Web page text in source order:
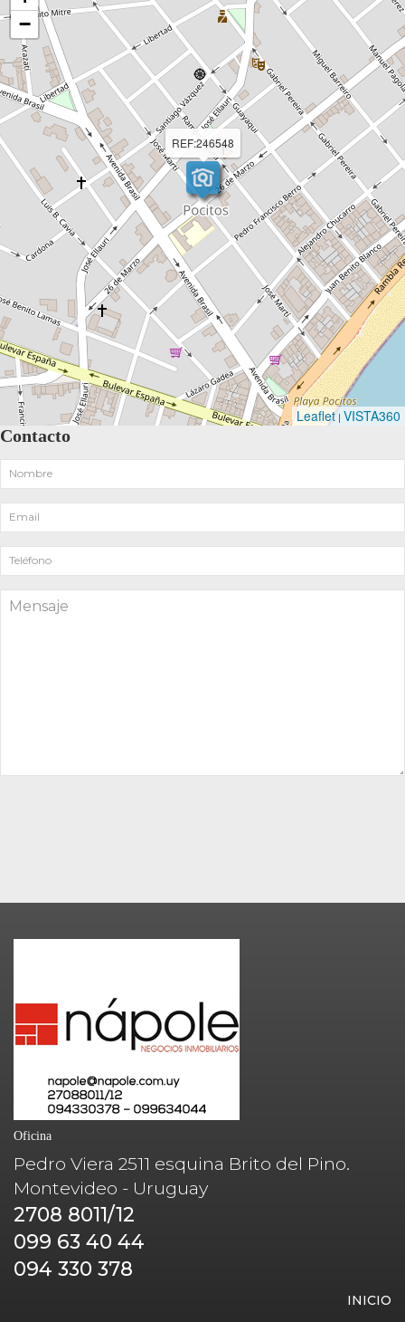
REF:246548
−
Leaflet | VISTA360
Contacto
Oficina
Pedro Viera 2511 esquina Brito del Pino.
Montevideo - Uruguay
2708 8011/12
099 63 40 44
094 330 378
INICIO